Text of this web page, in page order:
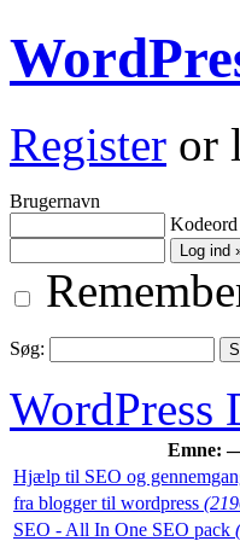
Register or
Brugernavn
Kodeord
Søg:
WordPress
Emne:
Hjælp til SEO og
fra blogger til wordpress
SEO - All In One SEO pack